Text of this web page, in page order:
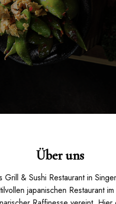
Über uns
& Sushi Restaurant in
japanischen Restaurant